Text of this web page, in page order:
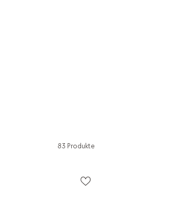
83 Produkte